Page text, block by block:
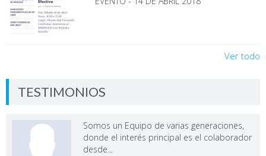
Ver todo
TESTIMONIOS
Somos un Equipo de varias generaciones,
donde el interés principal es el colaborador
desde...